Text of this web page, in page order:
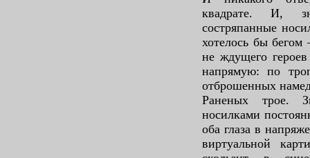
квадрате. И,
состряпанные
хотелось бы бегом
не ждущего
напрямую: по
отброшенных
Раненых трое.
носилками
оба глаза в
виртуальной